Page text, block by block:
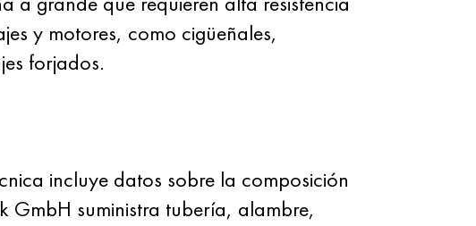
y motores, como cigüeñales,
forjados.
incluye datos sobre la composición
GmbH suministra tubería, alambre,